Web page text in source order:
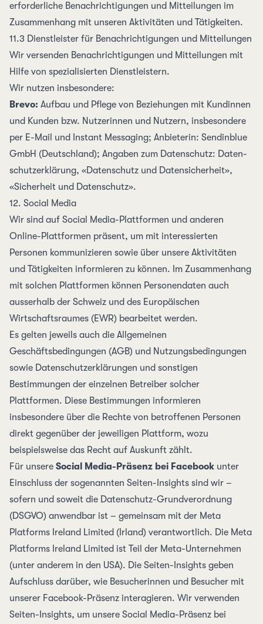
erforderliche Benachrichtigungen und Mitteilungen im
Zusammenhang mit unseren Aktivitäten und Tätigkeiten.
11.3 Dienst­leister für Benach­richti­gungen und Mit­teilungen
Wir versenden Benach­richti­gungen und Mit­teilungen mit
Hilfe von spezialisierten Dienst­leistern.
Wir nutzen insbesondere:
Brevo: Aufbau und Pflege von Bezie­hungen mit Kundinnen
und Kunden bzw. Nutzerinnen und Nutzern, insbesondere
per E-Mail und Instant Messaging; Anbieterin: Sendinblue
GmbH (Deutschland); Angaben zum Daten­schutz: Daten­
schutz­erklärung, «Daten­schutz und Daten­sicher­heit»,
«Sicher­heit und Daten­schutz».
12. Social Media
Wir sind auf Social Media-Plattformen und anderen
Online-Plattformen präsent, um mit interessierten
Personen kommunizieren sowie über unsere Aktivitäten
und Tätigkeiten informieren zu können. Im Zusammenhang
mit solchen Plattformen können Personendaten auch
ausserhalb der Schweiz und des Europäischen
Wirtschaftsraumes (EWR) bearbeitet werden.
Es gelten jeweils auch die Allgemeinen
Geschäftsbedingungen (AGB) und Nutzungsbedingungen
sowie Datenschutzerklärungen und sonstigen
Bestimmungen der einzelnen Betreiber solcher
Plattformen. Diese Bestimmungen informieren
insbesondere über die Rechte von betroffenen Personen
direkt gegenüber der jeweiligen Plattform, wozu
beispielsweise das Recht auf Auskunft zählt.
Für unsere Social Media-Präsenz bei Facebook unter
Einschluss der sogenannten Seiten-Insights sind wir –
sofern und soweit die Datenschutz-Grundverordnung
(DSGVO) anwendbar ist – gemeinsam mit der Meta
Platforms Ireland Limited (Irland) verantwortlich. Die Meta
Platforms Ireland Limited ist Teil der Meta-Unternehmen
(unter anderem in den USA). Die Seiten-Insights geben
Aufschluss darüber, wie Besucherinnen und Besucher mit
unserer Facebook-Präsenz interagieren. Wir verwenden
Seiten-Insights, um unsere Social Media-Präsenz bei